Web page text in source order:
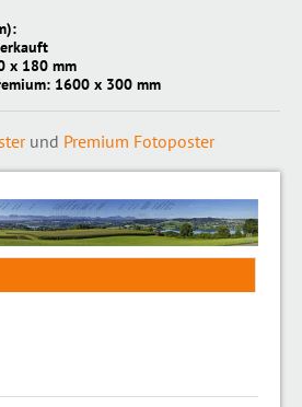
x 180 mm
1600 x 300 mm
und Premium Fotoposter